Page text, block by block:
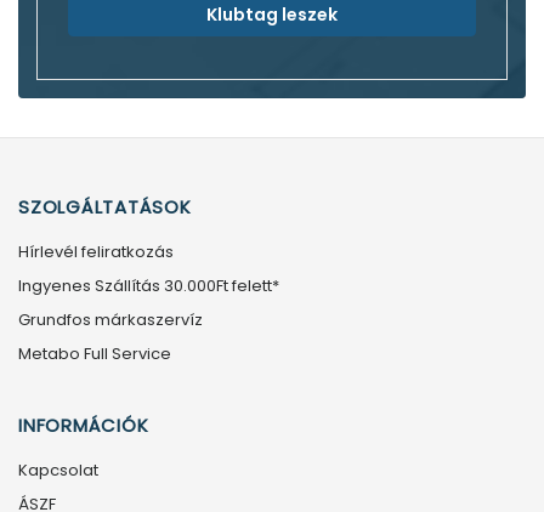
Klubtag leszek
SZOLGÁLTATÁSOK
Hírlevél feliratkozás
Ingyenes Szállítás 30.000Ft felett*
Grundfos márkaszervíz
Metabo Full Service
INFORMÁCIÓK
Kapcsolat
ÁSZF